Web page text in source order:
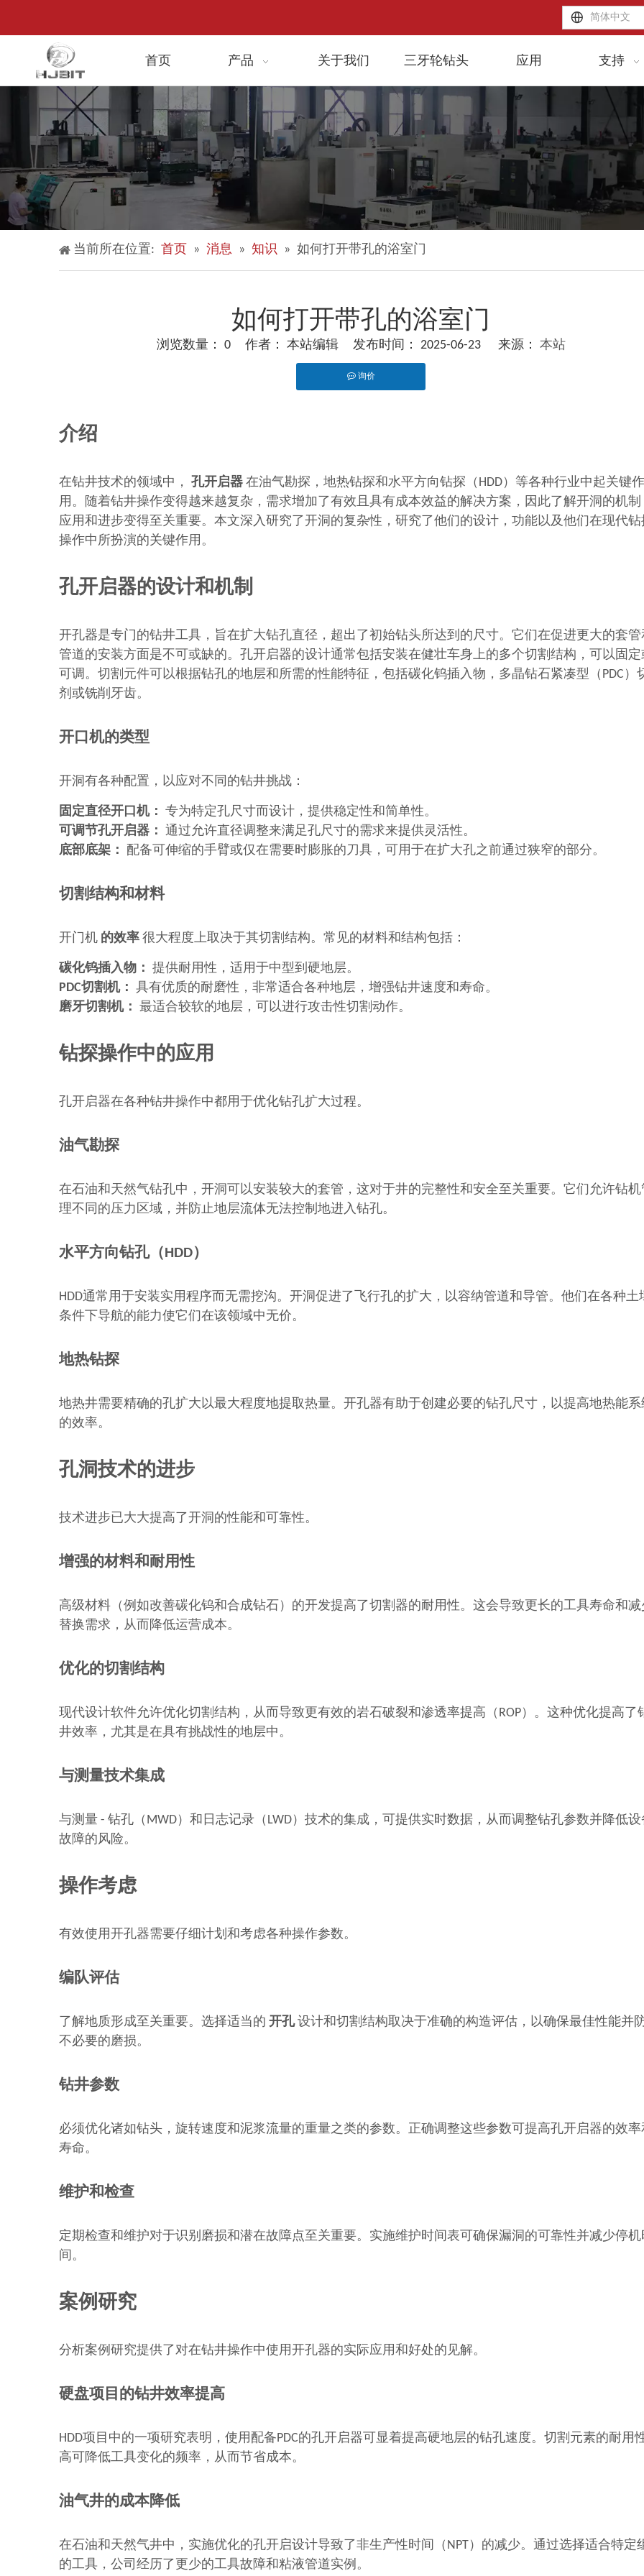
简体中文
首页 产品 关于我们 三牙轮钻头 应用 支持
当前所在位置: 首页 » 消息 » 知识 » 如何打开带孔的浴室门
如何打开带孔的浴室门
浏览数量： 0作者： 本站编辑 发布时间： 2025-06-23 来源： 本站
询价
介绍
在钻井技术的领域中， 孔开启器 在油气勘探，地热钻探和水平方向钻探（HDD）等各种行业中起关键作
用。随着钻井操作变得越来越复杂，需求增加了有效且具有成本效益的解决方案，因此了解开洞的机制
应用和进步变得至关重要。本文深入研究了开洞的复杂性，研究了他们的设计，功能以及他们在现代钻
操作中所扮演的关键作用。
孔开启器的设计和机制
开孔器是专门的钻井工具，旨在扩大钻孔直径，超出了初始钻头所达到的尺寸。它们在促进更大的套管
管道的安装方面是不可或缺的。孔开启器的设计通常包括安装在健壮车身上的多个切割结构，可以固定
可调。切割元件可以根据钻孔的地层和所需的性能特征，包括碳化钨插入物，多晶钻石紧凑型（PDC）
剂或铣削牙齿。
开口机的类型
开洞有各种配置，以应对不同的钻井挑战：
固定直径开口机： 专为特定孔尺寸而设计，提供稳定性和简单性。
可调节孔开启器： 通过允许直径调整来满足孔尺寸的需求来提供灵活性。
底部底架：
配备可伸缩的手臂或仅在需要时膨胀的刀具，可用于在扩大孔之前通过狭窄的部分。
切割结构和材料
开门机 的效率 很大程度上取决于其切割结构。常见的材料和结构包括：
碳化钨插入物： 提供耐用性，适用于中型到硬地层。
PDC切割机： 具有优质的耐磨性，非常适合各种地层，增强钻井速度和寿命。
磨牙切割机： 最适合较软的地层，可以进行攻击性切割动作。
钻探操作中的应用
孔开启器在各种钻井操作中都用于优化钻孔扩大过程。
油气勘探
在石油和天然气钻孔中，开洞可以安装较大的套管，这对于井的完整性和安全至关重要。它们允许钻机
理不同的压力区域，并防止地层流体无法控制地进入钻孔。
水平方向钻孔（HDD）
HDD通常用于安装实用程序而无需挖沟。开洞促进了飞行孔的扩大，以容纳管道和导管。他们在各种土
条件下导航的能力使它们在该领域中无价。
地热钻探
地热井需要精确的孔扩大以最大程度地提取热量。开孔器有助于创建必要的钻孔尺寸，以提高地热能系
的效率。
孔洞技术的进步
技术进步已大大提高了开洞的性能和可靠性。
增强的材料和耐用性
高级材料（例如改善碳化钨和合成钻石）的开发提高了切割器的耐用性。这会导致更长的工具寿命和减
替换需求，从而降低运营成本。
优化的切割结构
现代设计软件允许优化切割结构，从而导致更有效的岩石破裂和渗透率提高（ROP）。这种优化提高了
井效率，尤其是在具有挑战性的地层中。
与测量技术集成
与测量 - 钻孔（MWD）和日志记录（LWD）技术的集成，可提供实时数据，从而调整钻孔参数并降低设
故障的风险。
操作考虑
有效使用开孔器需要仔细计划和考虑各种操作参数。
编队评估
了解地质形成至关重要。选择适当的 开孔设计和切割结构取决于准确的构造评估，以确保最佳性能并
不必要的磨损。
钻井参数
必须优化诸如钻头，旋转速度和泥浆流量的重量之类的参数。正确调整这些参数可提高孔开启器的效率
寿命。
维护和检查
定期检查和维护对于识别磨损和潜在故障点至关重要。实施维护时间表可确保漏洞的可靠性并减少停机
间。
案例研究
分析案例研究提供了对在钻井操作中使用开孔器的实际应用和好处的见解。
硬盘项目的钻井效率提高
HDD项目中的一项研究表明，使用配备PDC的孔开启器可显着提高硬地层的钻孔速度。切割元素的耐用
高可降低工具变化的频率，从而节省成本。
油气井的成本降低
在石油和天然气井中，实施优化的孔开启设计导致了非生产性时间（NPT）的减少。通过选择适合特定
的工具，公司经历了更少的工具故障和粘液管道实例。